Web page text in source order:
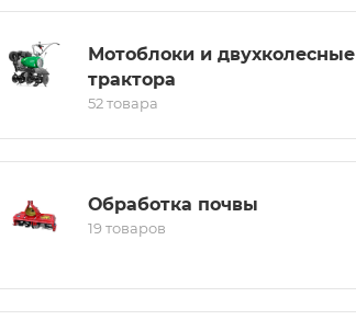
Мотоблоки и двухколесные
трактора
52 товара
Обработка почвы
19 товаров